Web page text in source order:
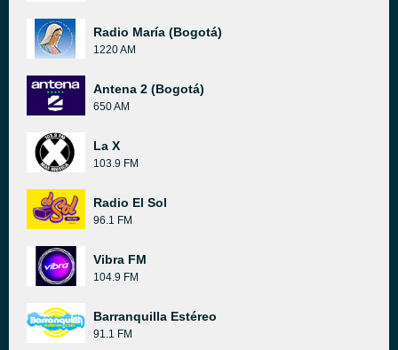
Radio María (Bogotá)
1220 AM
Antena 2 (Bogotá)
650 AM
La X
103.9 FM
Radio El Sol
96.1 FM
Vibra FM
104.9 FM
Barranquilla Estéreo
91.1 FM